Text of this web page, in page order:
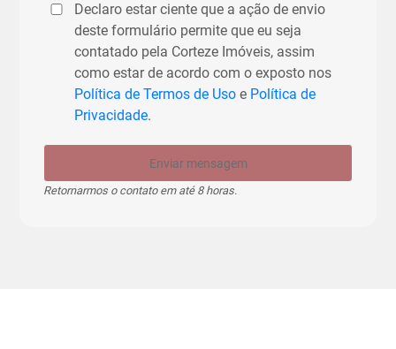
Declaro estar ciente que a ação de envio
deste formulário permite que eu seja
contatado pela Corteze Imóveis, assim
como estar de acordo com o exposto nos
Política de Termos de Uso e Política de
Privacidade.
Enviar mensagem
Retornarmos o contato em até 8 horas.